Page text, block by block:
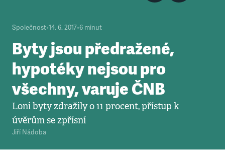
Společnost•14. 6. 2017•6 minut
Byty jsou předražené,
hypotéky nejsou pro
všechny, varuje ČNB
Loni byty zdražily o 11 procent, přístup k
úvěrům se zpřísní
Jiří Nádoba